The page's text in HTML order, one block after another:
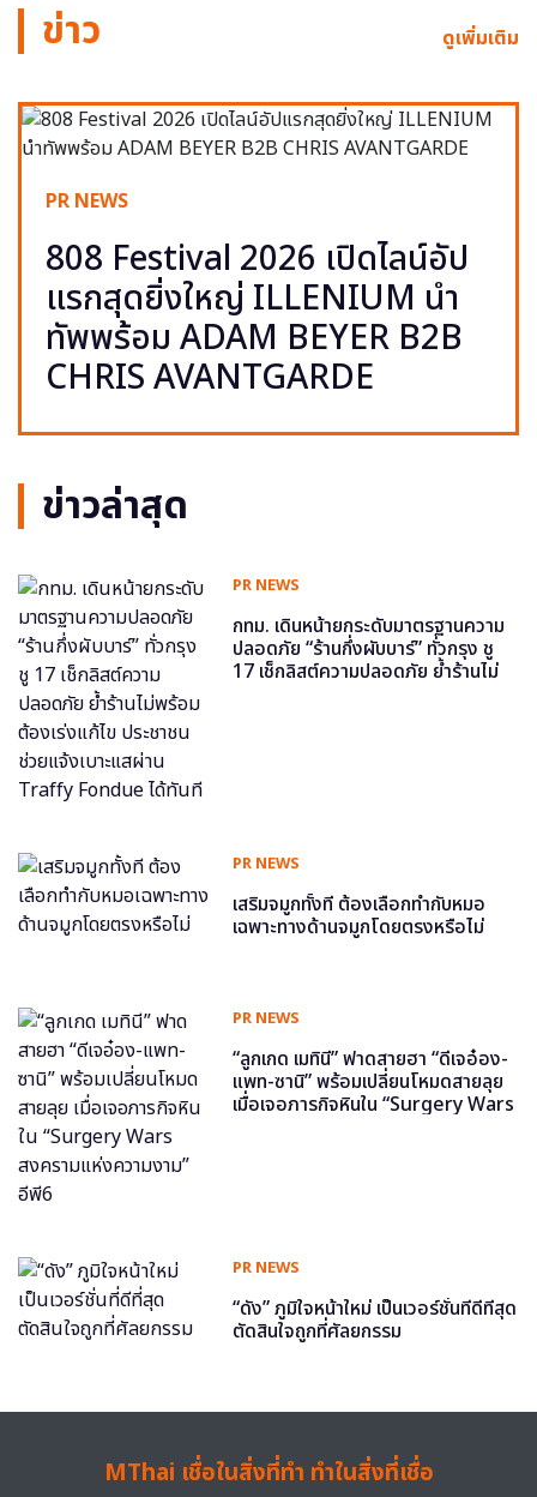
ข่าว ดูเพิ่มเติม
PR NEWS
808 Festival 2026 เปิดไลน์อัป
แรกสุดยิ่งใหญ่ ILLENIUM นำ
ทัพพร้อม ADAM BEYER B2B
CHRIS AVANTGARDE
ข่าวล่าสุด
PR NEWS
กทม. เดินหน้ายกระดับมาตรฐานความ
ปลอดภัย “ร้านกึ่งผับบาร์” ทั่วกรุง ชู
17 เช็กลิสต์ความปลอดภัย ย้ำร้านไม่
PR NEWS
เสริมจมูกทั้งที ต้องเลือกทำกับหมอ
เฉพาะทางด้านจมูกโดยตรงหรือไม่
PR NEWS
“ลูกเกด เมทินี” ฟาดสายฮา “ดีเจอ๋อง-
แพท-ซานิ” พร้อมเปลี่ยนโหมดสายลุย
เมื่อเจอภารกิจหินใน “Surgery Wars
PR NEWS
“ดัง” ภูมิใจหน้าใหม่ เป็นเวอร์ชั่นที่ดีที่สุด
ตัดสินใจถูกที่ศัลยกรรม
MThai เชื่อในสิ่งที่ทำ ทำในสิ่งที่เชื่อ